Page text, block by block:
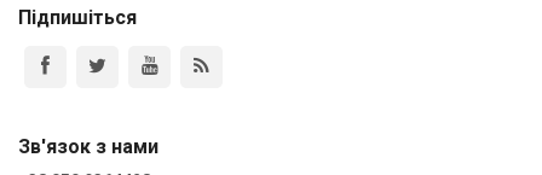
Підпишіться
Зв'язок з нами